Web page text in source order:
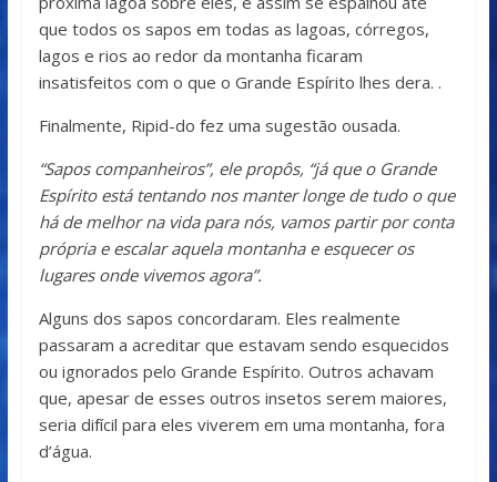
que todos os sapos em todas as lagoas, córregos,
lagos e rios ao redor da montanha ficaram
insatisfeitos com o que o Grande Espírito lhes dera. .
Finalmente, Ripid-do fez uma sugestão ousada.
“Sapos companheiros”, ele propôs, “já que o Grande
Espírito está tentando nos manter longe de tudo o que
há de melhor na vida para nós, vamos partir por conta
própria e escalar aquela montanha e esquecer os
lugares onde vivemos agora”.
Alguns dos sapos concordaram. Eles realmente
passaram a acreditar que estavam sendo esquecidos
ou ignorados pelo Grande Espírito. Outros achavam
que, apesar de esses outros insetos serem maiores,
seria difícil para eles viverem em uma montanha, fora
d’água.